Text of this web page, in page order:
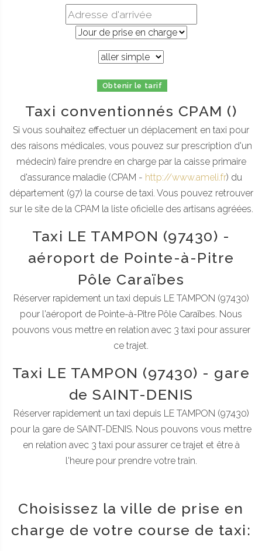
Obtenir le tarif
Taxi conventionnés CPAM ()
Si vous souhaitez effectuer un déplacement en taxi pour
des raisons médicales, vous pouvez sur prescription d'un
médecin) faire prendre en charge par la caisse primaire
d'assurance maladie (CPAM - http://www.ameli.fr) du
département (97) la course de taxi. Vous pouvez retrouver
sur le site de la CPAM la liste oficielle des artisans agréées.
Taxi LE TAMPON (97430) -
aéroport de Pointe-à-Pitre
Pôle Caraïbes
Réserver rapidement un taxi depuis LE TAMPON (97430)
pour l'aéroport de Pointe-à-Pitre Pôle Caraïbes. Nous
pouvons vous mettre en relation avec 3 taxi pour assurer
ce trajet.
Taxi LE TAMPON (97430) - gare
de SAINT-DENIS
Réserver rapidement un taxi depuis LE TAMPON (97430)
pour la gare de SAINT-DENIS. Nous pouvons vous mettre
en relation avec 3 taxi pour assurer ce trajet et être à
l'heure pour prendre votre train.
Choisissez la ville de prise en
charge de votre course de taxi: